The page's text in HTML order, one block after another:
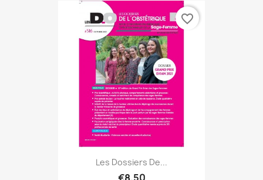
Les Dossiers De...
favorite_border